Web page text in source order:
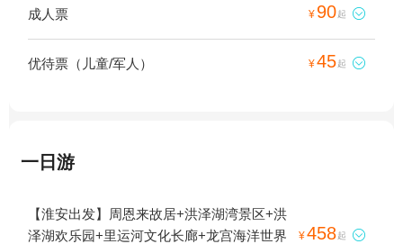
成人票 ¥ 90起 
优待票（儿童/军人） ¥45起 
一日游
【淮安出发】周恩来故居+洪泽湖湾景区+洪
泽湖欢乐园+里运河文化长廊+龙宫海洋世界
¥458起 